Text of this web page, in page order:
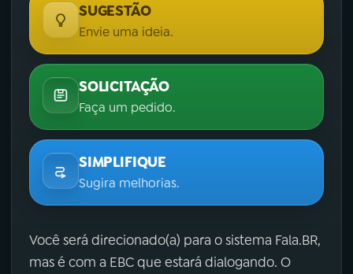
SUGESTÃO
Envie uma ideia.
SOLICITAÇÃO
Faça um pedido.
SIMPLIFIQUE
Sugira melhorias.
Você será direcionado(a) para o sistema Fala.BR,
mas é com a EBC que estará dialogando. O